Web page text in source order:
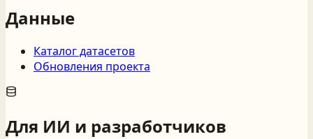
Данные
Каталог датасетов
Обновления проекта
Для ИИ и разработчиков